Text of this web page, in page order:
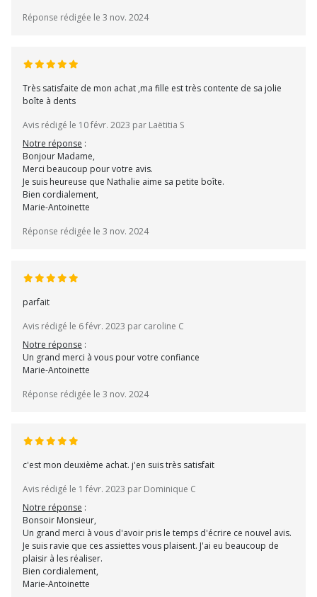
Réponse rédigée le 3 nov. 2024
Très satisfaite de mon achat ,ma fille est très contente de sa jolie
boîte à dents
Avis rédigé le 10 févr. 2023 par Laëtitia S
Notre réponse :
Bonjour Madame,
Merci beaucoup pour votre avis.
Je suis heureuse que Nathalie aime sa petite boîte.
Bien cordialement,
Marie-Antoinette
Réponse rédigée le 3 nov. 2024
parfait
Avis rédigé le 6 févr. 2023 par caroline C
Notre réponse :
Un grand merci à vous pour votre confiance
Marie-Antoinette
Réponse rédigée le 3 nov. 2024
c'est mon deuxième achat. j'en suis très satisfait
Avis rédigé le 1 févr. 2023 par Dominique C
Notre réponse :
Bonsoir Monsieur,
Un grand merci à vous d'avoir pris le temps d'écrire ce nouvel avis.
Je suis ravie que ces assiettes vous plaisent. J'ai eu beaucoup de
plaisir à les réaliser.
Bien cordialement,
Marie-Antoinette